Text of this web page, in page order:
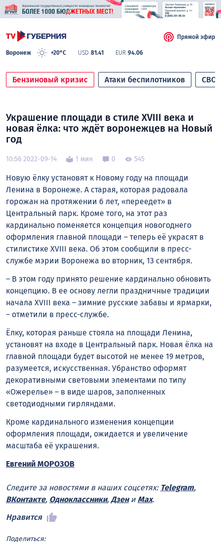
Воронеж +20°C USD 81.41 EUR 94.06
Прямой эфир
Бензиновый кризис Атаки беспилотников СВО
Украшение площади в стиле XVIII века и
новая ёлка: что ждёт воронежцев на Новый
год
10:56 2022-09-14 1 мин 0 545
Новую ёлку установят к Новому году на площади
Ленина в Воронеже. А старая, которая радовала
горожан на протяжении 6 лет, «переедет» в
Центральный парк. Кроме того, на этот раз
кардинально поменяется концепция новогоднего
оформления главной площади – теперь её украсят в
стилистике XVIII века. Об этом сообщили в пресс-
службе мэрии Воронежа во вторник, 13 сентября.
– В этом году принято решение кардинально обновить
концепцию. В ее основу легли праздничные традиции
начала XVIII века – зимние русские забавы и ярмарки,
– отметили в пресс-службе.
Ёлку, которая раньше стояла на площади Ленина,
установят на входе в Центральный парк. Новая ёлка на
главной площади будет высотой не менее 19 метров,
разумеется, искусственная. Убранство оформят
декоративными световыми элементами по типу
«Ожерелье» – в виде шаров, заполненных
светодиодными гирляндами.
Кроме кардинального изменения концепции
оформления площади, ожидается и увеличение
масштаба её украшения.
Евгений МОРОЗОВ
Следите за новостями в наших соцсетях: Telegram,
ВКонтакте, Одноклассники, Дзени Max.
Нравится
Поделиться: